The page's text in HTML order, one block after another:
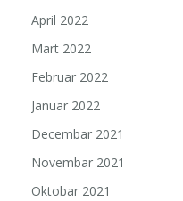
April 2022
Mart 2022
Februar 2022
Januar 2022
Decembar 2021
Novembar 2021
Oktobar 2021